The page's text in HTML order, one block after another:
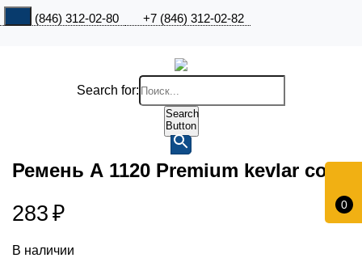
+7 (846) 312-02-80 +7 (846) 312-02-82
0
Search for:
Search
Button
Ремень А 1120 Premium kevlar cord
283 ₽
В наличии